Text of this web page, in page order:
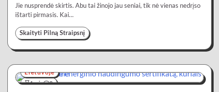
Jie nusprendė skirtis. Abu tai žinojo jau seniai, tik nė vienas nedrįso
ištarti pirmasis. Kai…
Skaityti Pilną Straipsnį
4 min 0
Lietuvoje